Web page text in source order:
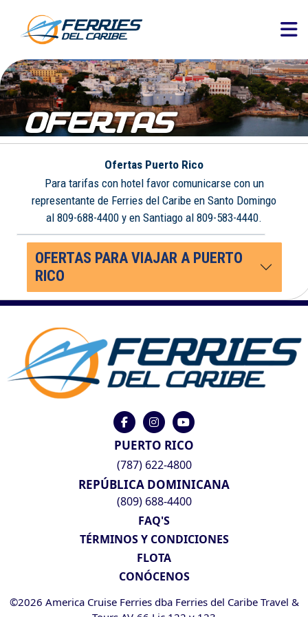
OFERTAS
Ofertas Puerto Rico
Para tarifas con hotel favor comunicarse con un
representante de Ferries del Caribe en Santo Domingo
al 809-688-4400 y en Santiago al 809-583-4440.
OFERTAS PARA VIAJAR A PUERTO
RICO
PUERTO RICO
(787) 622-4800
REPÚBLICA DOMINICANA
(809) 688-4400
FAQ'S
TÉRMINOS Y CONDICIONES
FLOTA
CONÓCENOS
©2026 America Cruise Ferries dba Ferries del Caribe Travel &